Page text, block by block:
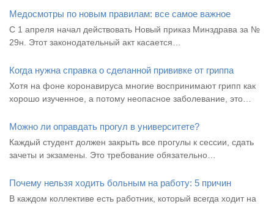
Медосмотры по новым правилам: все самое важное
С 1 апреля начал действовать Новый приказ Минздрава за №
29н. Этот законодательный акт касается…
Когда нужна справка о сделанной прививке от гриппа
Хотя на фоне коронавируса многие воспринимают грипп как
хорошо изученное, а потому неопасное заболевание, это…
Можно ли оправдать прогул в университете?
Каждый студент должен закрыть все прогулы к сессии, сдать
зачеты и экзамены. Это требование обязательно…
Почему нельзя ходить больным на работу: 5 причин
В каждом коллективе есть работник, который всегда ходит на